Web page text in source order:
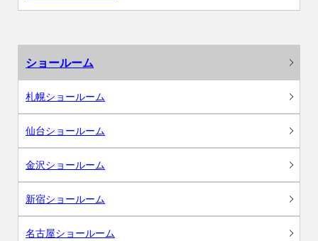
ショールーム
札幌ショールーム
仙台ショールーム
金沢ショールーム
新宿ショールーム
名古屋ショールーム